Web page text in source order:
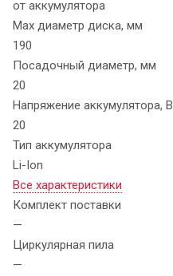
от аккумулятора
Max диаметр диска, мм
190
Посадочный диаметр, мм
20
Напряжение аккумулятора, В
20
Тип аккумулятора
Li-Ion
Все характеристики
Комплект поставки
—
Циркулярная пила
—